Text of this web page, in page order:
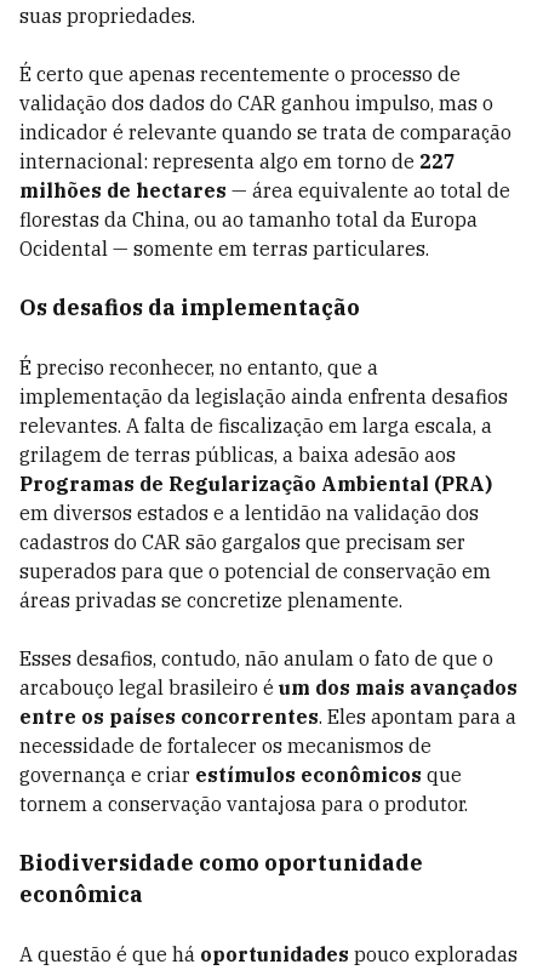
suas propriedades.
É certo que apenas recentemente o processo de
validação dos dados do CAR ganhou impulso, mas o
indicador é relevante quando se trata de comparação
internacional: representa algo em torno de 227
milhões de hectares — área equivalente ao total de
florestas da China, ou ao tamanho total da Europa
Ocidental — somente em terras particulares.
Os desafios da implementação
É preciso reconhecer, no entanto, que a
implementação da legislação ainda enfrenta desafios
relevantes. A falta de fiscalização em larga escala, a
grilagem de terras públicas, a baixa adesão aos
Programas de Regularização Ambiental (PRA)
em diversos estados e a lentidão na validação dos
cadastros do CAR são gargalos que precisam ser
superados para que o potencial de conservação em
áreas privadas se concretize plenamente.
Esses desafios, contudo, não anulam o fato de que o
arcabouço legal brasileiro é um dos mais avançados
entre os países concorrentes. Eles apontam para a
necessidade de fortalecer os mecanismos de
governança e criar estímulos econômicos que
tornem a conservação vantajosa para o produtor.
Biodiversidade como oportunidade
econômica
A questão é que há oportunidades pouco exploradas